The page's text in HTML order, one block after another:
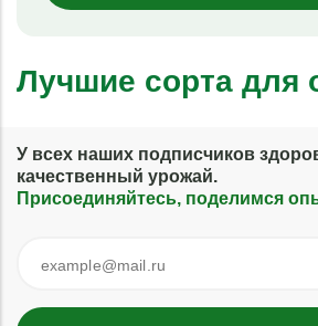
Лучшие сорта для
У всех наших подписчиков
качественный урожай.
Присоединяйтесь, поделимся